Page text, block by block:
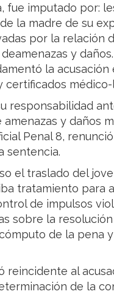
fue imputado por:
la madre de su
por la relación
y
la acusación
certificados
responsabilidad
y daños
Penal 8,
sentencia.
el traslado del
tratamiento para
de impulsos
sobre la
de la pena
reincidente al
de la